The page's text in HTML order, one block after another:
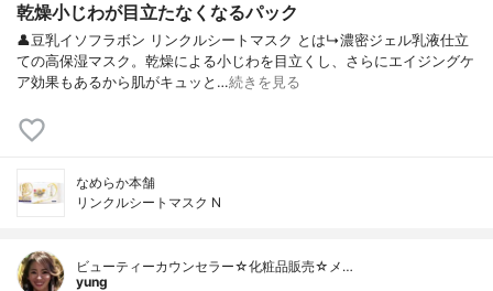
乾燥小じわが目立たなくなるパック
👤豆乳イソフラボン リンクルシートマスク とは↳濃密ジェル乳液仕立
ての高保湿マスク。乾燥による小じわを目立くし、さらにエイジングケ
ア効果もあるから肌がキュッと…続きを見る
なめらか本舗
リンクルシートマスク N
ビューティーカウンセラー☆化粧品販売☆メ…
yung